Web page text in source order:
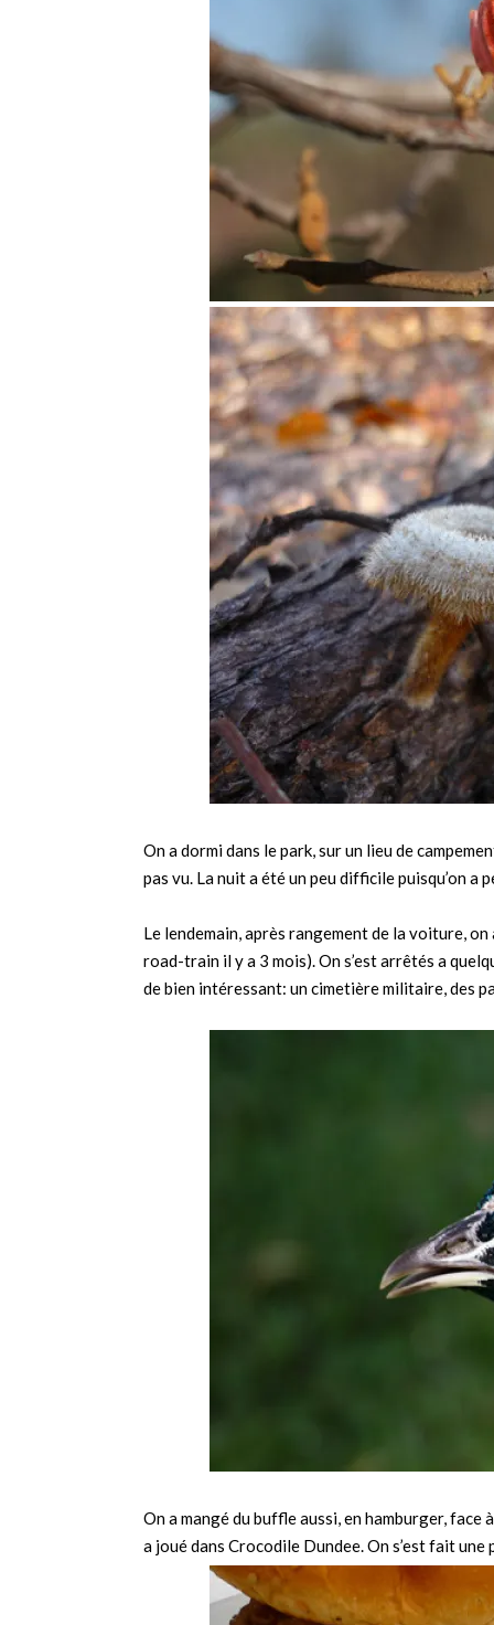
On a dormi dans le park, sur un lieu de
pas vu. La nuit a été un peu difficile puisqu’on a
Le lendemain, après rangement de la voiture,
road-train il y a 3 mois). On s’est arrêtés a
de bien intéressant: un cimetière militaire, des
On a mangé du buffle aussi, en hamburger, face
a joué dans Crocodile Dundee. On s’est fait